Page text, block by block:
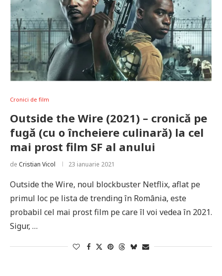
Cronici de film
Outside the Wire (2021) – cronică pe
fugă (cu o încheiere culinară) la cel
mai prost film SF al anului
de Cristian Vicol 23 ianuarie 2021
Outside the Wire, noul blockbuster Netflix, aflat pe
primul loc pe lista de trending în România, este
probabil cel mai prost film pe care îl voi vedea în 2021.
Sigur, …